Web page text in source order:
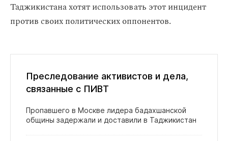
Таджикистана хотят использовать этот инцидент
против своих политических оппонентов.
Преследование активистов и дела,
связанные с ПИВТ
Пропавшего в Москве лидера бадахшанской
общины задержали и доставили в Таджикистан